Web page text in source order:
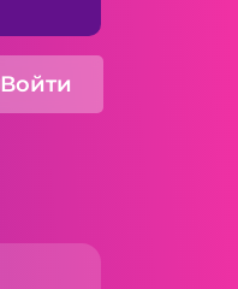
Войти